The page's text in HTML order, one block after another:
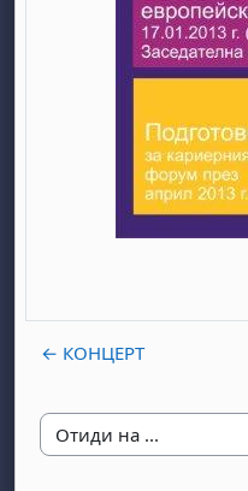
← КОНЦЕРТ
Отиди на ...
неделя, 2 август
неделя, 16 август
неделя, 23 август
29 август
неделя, 30 август